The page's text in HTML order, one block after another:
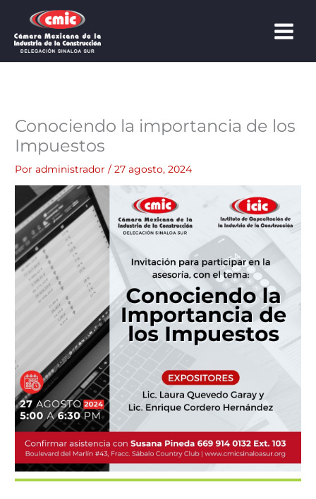
contenido
Conociendo la importancia de los
Impuestos
Poradministrador/27 agosto, 2024